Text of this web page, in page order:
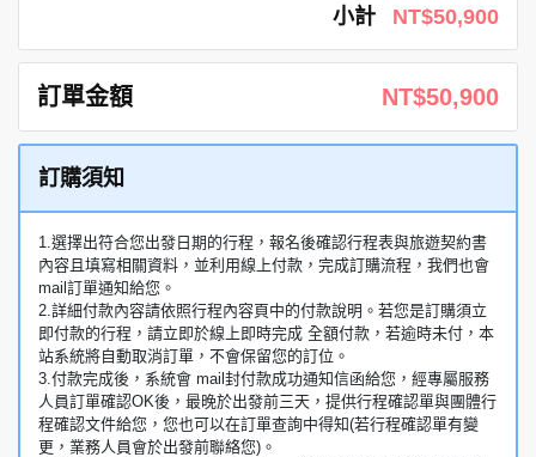
小計 NT$50,900
訂單金額 NT$50,900
訂購須知
1.選擇出符合您出發日期的行程，報名後確認行程表與旅遊契約書
內容且填寫相關資料，並利用線上付款，完成訂購流程，我們也會
mail訂單通知給您。
2.詳細付款內容請依照行程內容頁中的付款說明。若您是訂購須立
即付款的行程，請立即於線上即時完成 全額付款，若逾時未付，本
站系統將自動取消訂單，不會保留您的訂位。
3.付款完成後，系統會 mail封付款成功通知信函給您，經專屬服務
人員訂單確認OK後，最晚於出發前三天，提供行程確認單與團體行
程確認文件給您，您也可以在訂單查詢中得知(若行程確認單有變
更，業務人員會於出發前聯絡您)。